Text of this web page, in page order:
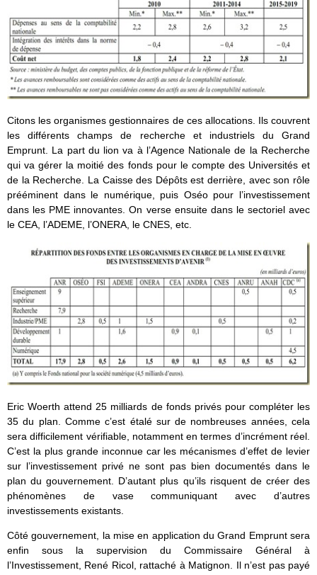
Citons les organismes gestionnaires de ces allocations. Ils couvrent
les différents champs de recherche et industriels du Grand
Emprunt. La part du lion va à l’Agence Nationale de la Recherche
qui va gérer la moitié des fonds pour le compte des Universités et
de la Recherche. La Caisse des Dépôts est derrière, avec son rôle
prééminent dans le numérique, puis Oséo pour l’investissement
dans les PME innovantes. On verse ensuite dans le sectoriel avec
le CEA, l’ADEME, l’ONERA, le CNES, etc.
Eric Woerth attend 25 milliards de fonds privés pour compléter les
35 du plan. Comme c’est étalé sur de nombreuses années, cela
sera difficilement vérifiable, notamment en termes d’incrément réel.
C’est la plus grande inconnue car les mécanismes d’effet de levier
sur l’investissement privé ne sont pas bien documentés dans le
plan du gouvernement. D’autant plus qu’ils risquent de créer des
phénomènes de vase communiquant avec d’autres
investissements existants.
Côté gouvernement, la mise en application du Grand Emprunt sera
enfin sous la supervision du Commissaire Général à
l’Investissement, René Ricol, rattaché à Matignon. Il n’est pas payé